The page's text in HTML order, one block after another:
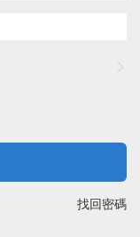
找回密碼